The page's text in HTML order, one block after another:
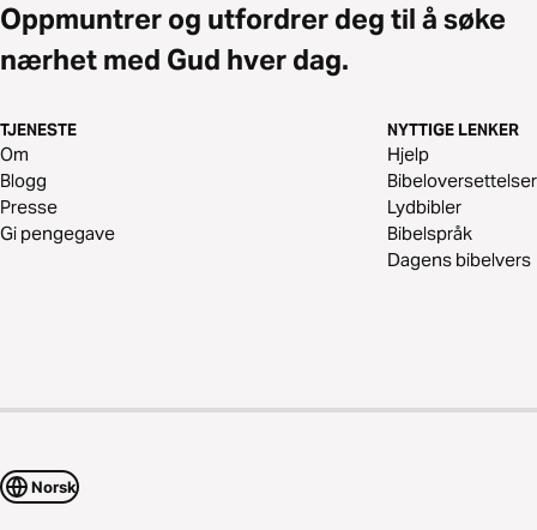
Oppmuntrer og utfordrer deg til å søke
nærhet med Gud hver dag.
TJENESTE
Om
Blogg
Presse
Gi pengegave
NYTTIGE LENKER
Hjelp
Bibeloversettelser
Lydbibler
Bibelspråk
Dagens bibelvers
Norsk